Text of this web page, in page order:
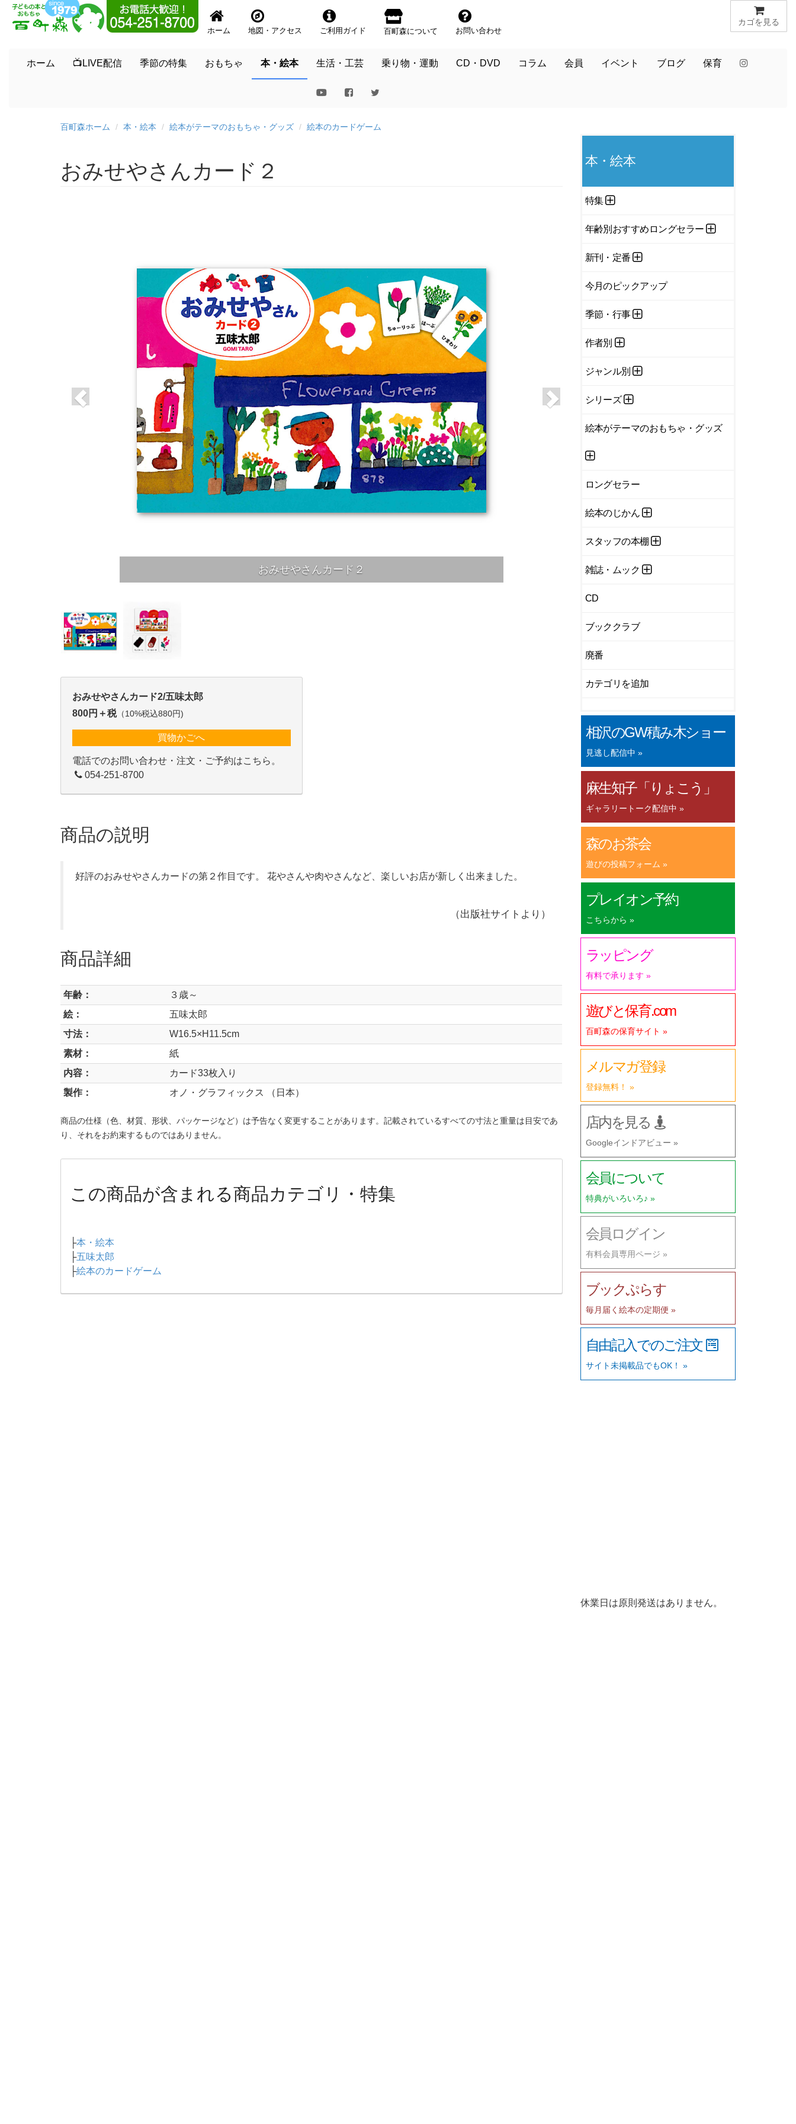
カゴを見る
ホーム 地図・アクセス ご利用ガイド 百町森について お問い合わせ
ホーム 📺LIVE配信 季節の特集 おもちゃ 本・絵本 生活・工芸 乗り物・運動 CD・DVD コラム 会員 イベント ブログ 保育
百町森ホーム 本・絵本 絵本がテーマのおもちゃ・グッズ 絵本のカードゲーム
おみせやさんカード２
おみせやさんカード２
おみせやさんカード2/五味太郎
800円＋税（10%税込880円)
買物かごへ
電話でのお問い合わせ・注文・ご予約はこちら。
054-251-8700
商品の説明
好評のおみせやさんカードの第２作目です。 花やさんや肉やさんなど、楽しいお店が新しく出来ました。
（出版社サイトより）
商品詳細
年齢：
３歳～
絵：
五味太郎
寸法：
W16.5×H11.5cm
素材：
紙
内容：
カード33枚入り
製作：
オノ・グラフィックス （日本）
商品の仕様（色、材質、形状、パッケージなど）は予告なく変更することがあります。記載されているすべての寸法と重量は目安であ
り、それをお約束するものではありません。
この商品が含まれる商品カテゴリ・特集
├本・絵本
├五味太郎
├絵本のカードゲーム
本・絵本
特集
年齢別おすすめロングセラー
新刊・定番
今月のピックアップ
季節・行事
作者別
ジャンル別
シリーズ
絵本がテーマのおもちゃ・グッズ
ロングセラー
絵本のじかん
スタッフの本棚
雑誌・ムック
CD
ブッククラブ
廃番
カテゴリを追加
相沢のGW積み木ショー
見逃し配信中 »
麻生知子「りょこう」
ギャラリートーク配信中 »
森のお茶会
遊びの投稿フォーム »
プレイオン予約
こちらから »
ラッピング
有料で承ります »
遊びと保育.com
百町森の保育サイト »
メルマガ登録
登録無料！ »
店内を見る
Googleインドアビュー »
会員について
特典がいろいろ♪ »
会員ログイン
有料会員専用ページ »
ブックぷらす
毎月届く絵本の定期便 »
自由記入でのご注文
サイト未掲載品でもOK！ »
休業日は原則発送はありません。